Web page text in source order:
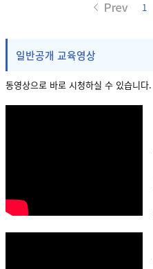
1
일반공개 교육영상
동영상으로 바로 시청하실 수 있습니다.